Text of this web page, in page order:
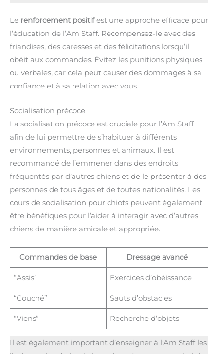
Le renforcement positifest une approche efficace pour
l’éducation de l’Am Staff. Récompensez-le avec des
friandises, des caresses et des félicitations lorsqu’il
obéit aux commandes. Évitez les punitions physiques
ou verbales, car cela peut causer des dommages à sa
confiance et à sa relation avec vous.
Socialisation précoce
La socialisation précoce est cruciale pour l’Am Staff
afin de lui permettre de s’habituer à différents
environnements, personnes et animaux. Il est
recommandé de l’emmener dans des endroits
fréquentés par d’autres chiens et de le présenter à des
personnes de tous âges et de toutes nationalités. Les
cours de socialisation pour chiots peuvent également
être bénéfiques pour l’aider à interagir avec d’autres
chiens de manière amicale et appropriée.
Commandes de base Dressage avancé
“Assis” Exercices d’obéissance
“Couché” Sauts d’obstacles
“Viens” Recherche d’objets
Il est également important d’enseigner à l’Am Staff les